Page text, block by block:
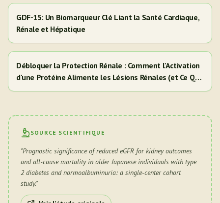
GDF-15: Un Biomarqueur Clé Liant la Santé Cardiaque,
Rénale et Hépatique
Débloquer la Protection Rénale : Comment l'Activation
d'une Protéine Alimente les Lésions Rénales (et Ce Que
Cela Signifie Pour Vous)
SOURCE SCIENTIFIQUE
"Prognostic significance of reduced eGFR for kidney outcomes
and all-cause mortality in older Japanese individuals with type
2 diabetes and normoalbuminuria: a single-center cohort
study."